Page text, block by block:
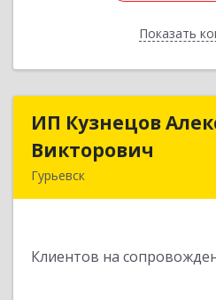
ПоказатьНазад
ИП Кузнецов
Викторович
Гурьевск
Клиентов на
ИП